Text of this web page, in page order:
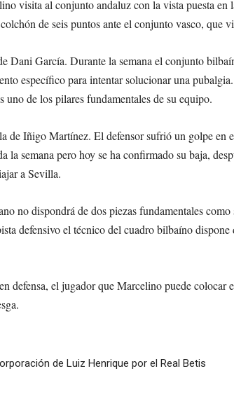
visita al conjunto andaluz con la vista puesta en
de seis puntos ante el conjunto vasco, que
Dani García. Durante la semana el conjunto
específico para intentar solucionar una
uno de los pilares fundamentales de su equipo.
de Iñigo Martínez. El defensor sufrió un golpe
la semana pero hoy se ha confirmado su baja,
a Sevilla.
no dispondrá de dos piezas fundamentales
defensivo el técnico del cuadro bilbaíno
defensa, el jugador que Marcelino puede colocar
de Luiz Henrique por el Real Betis